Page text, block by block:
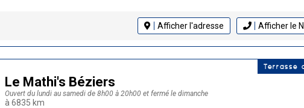
Afficher l'adresse Afficher le
Terrasse
Le Mathi's Béziers
Ouvert du lundi au samedi de 8h00 à 20h00 et fermé le dimanche
à 6835 km